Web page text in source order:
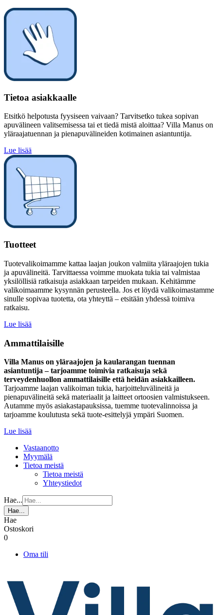
Tietoa asiakkaalle
Etsitkö helpotusta fyysiseen vaivaan? Tarvitsetko tukea sopivan
apuvälineen valitsemisessa tai et tiedä mistä aloittaa? Villa Manus on
yläraajatuennan ja pienapuvälineiden kotimainen asiantuntija.
Lue lisää
Tuotteet
Tuotevalikoimamme kattaa laajan joukon valmiita yläraajojen tukia
ja apuvälineitä. Tarvittaessa voimme muokata tukia tai valmistaa
yksilöllisiä ratkaisuja asiakkaan tarpeiden mukaan. Kehitämme
valikoimaamme kysynnän perusteella. Jos et löydä valikoimastamme
sinulle sopivaa tuotetta, ota yhteyttä – etsitään yhdessä toimiva
ratkaisu.
Lue lisää
Ammattilaisille
Villa Manus on yläraajojen ja kaularangan tuennan
asiantuntija – tarjoamme toimivia ratkaisuja sekä
terveydenhuollon ammattilaisille että heidän asiakkailleen.
Tarjoamme laajan valikoiman tukia, harjoitteluvälineitä ja
pienapuvälineitä sekä materiaalit ja laitteet ortoosien valmistukseen.
Autamme myös asiakastapauksissa, tuemme tuotevalinnoissa ja
tarjoamme koulutusta sekä tuote-esittelyjä ympäri Suomen.
Lue lisää
Vastaanotto
Myymälä
Tietoa meistä
Tietoa meistä
Yhteystiedot
Hae...
Hae...
Hae
Ostoskori
0
Oma tili